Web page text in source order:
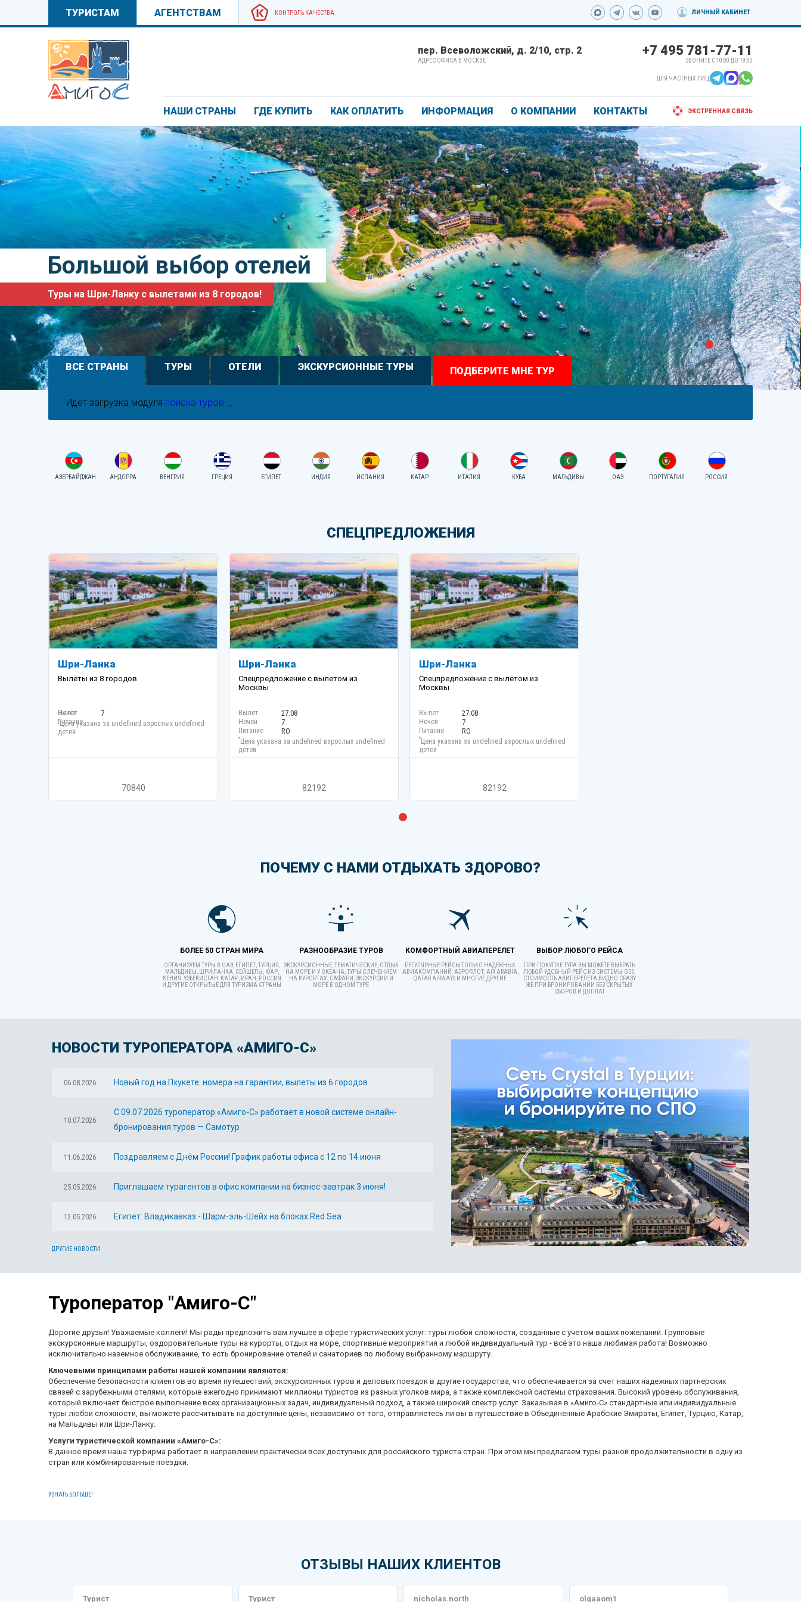
ТУРИСТАМ АГЕНТСТВАМ КОНТРОЛЬ КАЧЕСТВА ЛИЧНЫЙ КАБИНЕТ
пер. Всеволожский, д. 2/10, стр. 2
АДРЕС ОФИСА В МОСКВЕ
+7 495 781-77-11
ЗВОНИТЕ С 10:00 ДО 19:00
ДЛЯ ЧАСТНЫХ ЛИЦ:
НАШИ СТРАНЫ ГДЕ КУПИТЬ КАК ОПЛАТИТЬ ИНФОРМАЦИЯ О КОМПАНИИ КОНТАКТЫ ЭКСТРЕННАЯ СВЯЗЬ
Большой выбор отелей
Туры на Шри-Ланку с вылетами из 8 городов!
ВСЕ СТРАНЫ ТУРЫ ОТЕЛИ ЭКСКУРСИОННЫЕ ТУРЫ ПОДБЕРИТЕ МНЕ ТУР
Идет загрузка модуля поиска туров …
АЗЕРБАЙДЖАН АНДОРРА ВЕНГРИЯ ГРЕЦИЯ ЕГИПЕТ ИНДИЯ ИСПАНИЯ КАТАР ИТАЛИЯ КУБА МАЛЬДИВЫ ОАЭ ПОРТУГАЛИЯ РОССИЯ
СПЕЦПРЕДЛОЖЕНИЯ
Шри-Ланка
Вылеты из 8 городов
Вылет
Ночей 7
Питание
* Цена указана за undefined взрослых undefined
детей
70840
Шри-Ланка
Спецпредложение с вылетом из
Москвы
Вылет 27.08
Ночей 7
Питание RO
* Цена указана за undefined взрослых undefined
детей
82192
Шри-Ланка
Спецпредложение с вылетом из
Москвы
Вылет 27.08
Ночей 7
Питание RO
* Цена указана за undefined взрослых undefined
детей
82192
ПОЧЕМУ С НАМИ ОТДЫХАТЬ ЗДОРОВО?
БОЛЕЕ 50 СТРАН МИРА
ОРГАНИЗУЕМ ТУРЫ В ОАЭ, ЕГИПЕТ, ТУРЦИЯ,
МАЛЬДИВЫ, ШРИ-ЛАНКА, СЕЙШЕЛЫ, ЮАР,
КЕНИЯ, УЗБЕКИСТАН, КАТАР, ИРАН, РОССИЯ
И ДРУГИЕ ОТКРЫТЫЕ ДЛЯ ТУРИЗМА СТРАНЫ
РАЗНООБРАЗИЕ ТУРОВ
ЭКСКУРСИОННЫЕ, ТЕМАТИЧЕСКИЕ, ОТДЫХ
НА МОРЕ И У ОКЕАНА, ТУРЫ С ЛЕЧЕНИЕМ
НА КУРОРТАХ, САФАРИ, ЭКСКУРСИИ И
МОРЕ В ОДНОМ ТУРЕ
КОМФОРТНЫЙ АВИАПЕРЕЛЕТ
РЕГУЛЯРНЫЕ РЕЙСЫ ТОЛЬКО НАДЕЖНЫХ
АВИАКОМПАНИЙ: АЭРОФЛОТ, AIR ARABIA,
QATAR AIRWAYS И МНОГИЕ ДРУГИЕ
ВЫБОР ЛЮБОГО РЕЙСА
ПРИ ПОКУПКЕ ТУРА ВЫ МОЖЕТЕ ВЫБРАТЬ
ЛЮБОЙ УДОБНЫЙ РЕЙС ИЗ СИСТЕМЫ GDS,
СТОИМОСТЬ АВИПЕРЕЛЁТА ВИДНО СРАЗУ
ЖЕ ПРИ БРОНИРОВАНИИ БЕЗ СКРЫТЫХ
СБОРОВ И ДОПЛАТ
НОВОСТИ ТУРОПЕРАТОРА «АМИГО-С»
06.08.2026 Новый год на Пхукете: номера на гарантии, вылеты из 6 городов
10.07.2026
С 09.07.2026 туроператор «Амиго-С» работает в новой системе онлайн-
бронирования туров — Самотур
11.06.2026 Поздравляем с Днём России! График работы офиса с 12 по 14 июня
25.05.2026 Приглашаем турагентов в офис компании на бизнес-завтрак 3 июня!
12.05.2026 Египет: Владикавказ - Шарм-эль-Шейх на блоках Red Sea
ДРУГИЕ НОВОСТИ
Туроператор "Амиго-С"
Дорогие друзья! Уважаемые коллеги! Мы рады предложить вам лучшее в сфере туристических услуг: туры любой сложности, созданные с учетом ваших пожеланий. Групповые
экскурсионные маршруты, оздоровительные туры на курорты, отдых на море, спортивные мероприятия и любой индивидуальный тур - всё это наша любимая работа! Возможно
исключительно наземное обслуживание, то есть бронирование отелей и санаториев по любому выбранному маршруту.
Ключевыми принципами работы нашей компании являются:
Обеспечение безопасности клиентов во время путешествий, экскурсионных туров и деловых поездок в другие государства, что обеспечивается за счет наших надежных партнерских
связей с зарубежными отелями, которые ежегодно принимают миллионы туристов из разных уголков мира, а также комплексной системы страхования. Высокий уровень обслуживания,
который включает быстрое выполнение всех организационных задач, индивидуальный подход, а также широкий спектр услуг. Заказывая в «Амиго-С» стандартные или индивидуальные
туры любой сложности, вы можете рассчитывать на доступные цены, независимо от того, отправляетесь ли вы в путешествие в Объединённые Арабские Эмираты, Египет, Турцию, Катар,
на Мальдивы или Шри-Ланку.
Услуги туристической компании «Амиго-С»:
В данное время наша турфирма работает в направлении практически всех доступных для российского туриста стран. При этом мы предлагаем туры разной продолжительности в одну из
стран или комбинированные поездки.
УЗНАТЬ БОЛЬШЕ!
ОТЗЫВЫ НАШИХ КЛИЕНТОВ
Турист Турист nicholas.north olgaaom1